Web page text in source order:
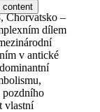
content
Chorvatsko –
dílem
v antické
pozdního
vlastní